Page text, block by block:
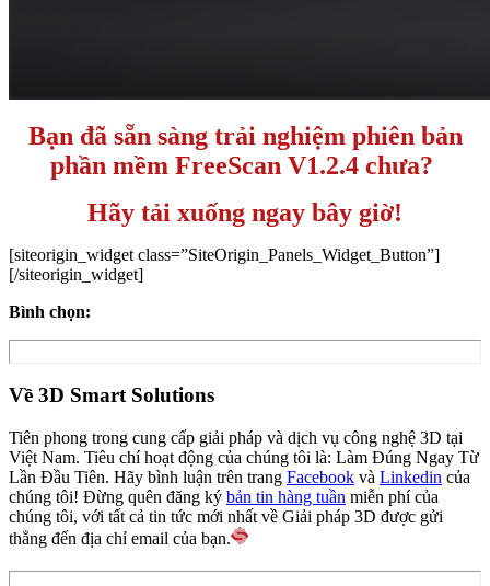
Bạn đã sẵn sàng trải nghiệm phiên bản
phần mềm FreeScan V1.2.4 chưa?
Hãy tải xuống ngay bây giờ!
[siteorigin_widget class=”SiteOrigin_Panels_Widget_Button”]
[/siteorigin_widget]
Bình chọn:
Về 3D Smart Solutions
Tiên phong trong cung cấp giải pháp và dịch vụ công nghệ 3D tại
Việt Nam. Tiêu chí hoạt động của chúng tôi là: Làm Đúng Ngay Từ
Lần Đầu Tiên. Hãy bình luận trên trang Facebook và Linkedin của
chúng tôi! Đừng quên đăng ký bản tin hàng tuần miễn phí của
chúng tôi, với tất cả tin tức mới nhất về Giải pháp 3D được gửi
thẳng đến địa chỉ email của bạn.